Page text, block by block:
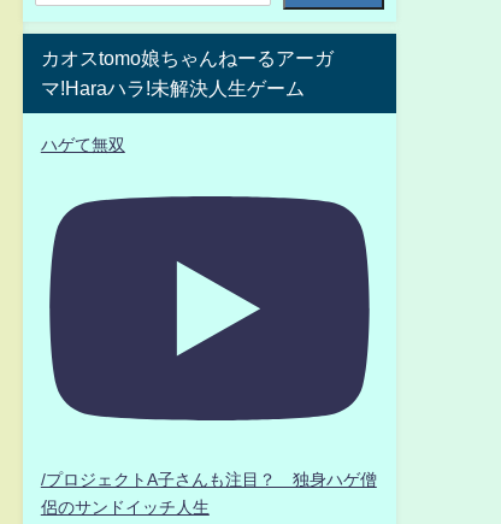
カオスtomo娘ちゃんねーるアーガ
マ!Haraハラ!未解決人生ゲーム
ハゲて無双
/プロジェクトA子さんも注目？ 独身ハゲ僧
侶のサンドイッチ人生